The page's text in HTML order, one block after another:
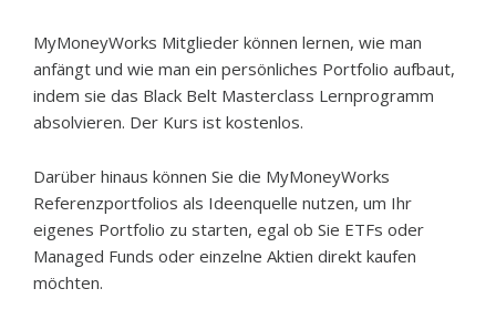
MyMoneyWorks Mitglieder können lernen, wie man
anfängt und wie man ein persönliches Portfolio aufbaut,
indem sie das Black Belt Masterclass Lernprogramm
absolvieren. Der Kurs ist kostenlos.
Darüber hinaus können Sie die MyMoneyWorks
Referenzportfolios als Ideenquelle nutzen, um Ihr
eigenes Portfolio zu starten, egal ob Sie ETFs oder
Managed Funds oder einzelne Aktien direkt kaufen
möchten.